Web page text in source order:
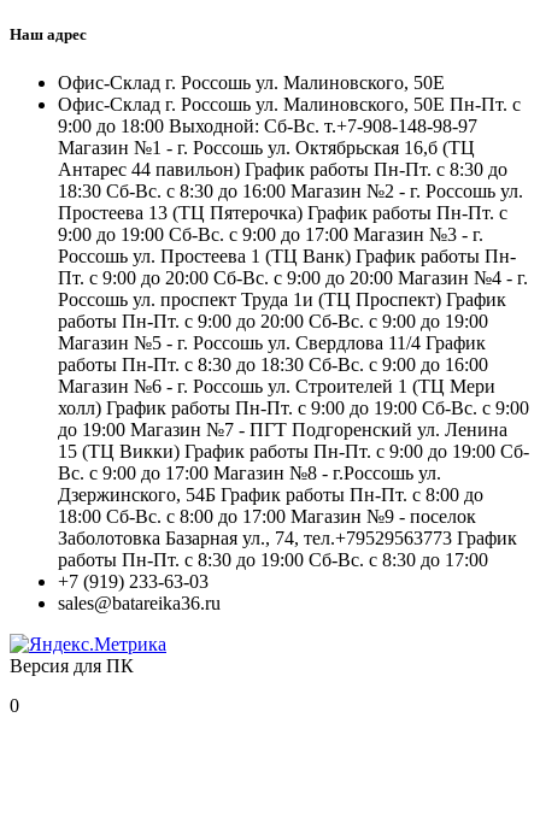
Наш адрес
Офис-Склад г. Россошь ул. Малиновского, 50Е
Офис-Склад г. Россошь ул. Малиновского, 50Е Пн-Пт. с
9:00 до 18:00 Выходной: Сб-Вс. т.+7-908-148-98-97
Магазин №1 - г. Россошь ул. Октябрьская 16,б (ТЦ
Антарес 44 павильон) График работы Пн-Пт. с 8:30 до
18:30 Сб-Вс. с 8:30 до 16:00 Магазин №2 - г. Россошь ул.
Простеева 13 (ТЦ Пятерочка) График работы Пн-Пт. с
9:00 до 19:00 Сб-Вс. с 9:00 до 17:00 Магазин №3 - г.
Россошь ул. Простеева 1 (ТЦ Ванк) График работы Пн-
Пт. с 9:00 до 20:00 Сб-Вс. с 9:00 до 20:00 Магазин №4 - г.
Россошь ул. проспект Труда 1и (ТЦ Проспект) График
работы Пн-Пт. с 9:00 до 20:00 Сб-Вс. с 9:00 до 19:00
Магазин №5 - г. Россошь ул. Свердлова 11/4 График
работы Пн-Пт. с 8:30 до 18:30 Сб-Вс. с 9:00 до 16:00
Магазин №6 - г. Россошь ул. Строителей 1 (ТЦ Мери
холл) График работы Пн-Пт. с 9:00 до 19:00 Сб-Вс. с 9:00
до 19:00 Магазин №7 - ПГТ Подгоренский ул. Ленина
15 (ТЦ Викки) График работы Пн-Пт. с 9:00 до 19:00 Сб-
Вс. с 9:00 до 17:00 Магазин №8 - г.Россошь ул.
Дзержинского, 54Б График работы Пн-Пт. с 8:00 до
18:00 Сб-Вс. с 8:00 до 17:00 Магазин №9 - поселок
Заболотовка Базарная ул., 74, тел.+79529563773 График
работы Пн-Пт. с 8:30 до 19:00 Сб-Вс. с 8:30 до 17:00
+7 (919) 233-63-03
sales@batareika36.ru
Версия для ПК
0